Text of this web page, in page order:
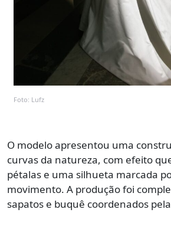
Foto: Lufz
O modelo apresentou uma
curvas da natureza, com efeito
pétalas e uma silhueta marcada
movimento. A produção foi
sapatos e buquê coordenados